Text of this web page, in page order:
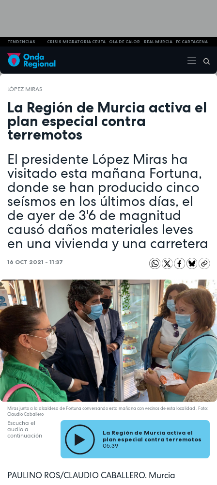
TENDENCIAS CRISIS MIGRATORIA CEUTA OLA DE CALOR REAL MURCIA FC CARTAGENA
LÓPEZ MIRAS
La Región de Murcia activa el
plan especial contra
terremotos
El presidente López Miras ha
visitado esta mañana Fortuna,
donde se han producido cinco
seísmos en los últimos días, el
de ayer de 3'6 de magnitud
causó daños materiales leves
en una vivienda y una carretera
16 OCT 2021 - 11:37
Miras junto a la alcaldesa de Fortuna conversando esta mañana con vecinos de esta localidad . Foto:
Claudio Caballero
Escucha el
audio a
continuación
La Región de Murcia activa el
plan especial contra terremotos
05:39
PAULINO ROS/CLAUDIO CABALLERO. Murcia